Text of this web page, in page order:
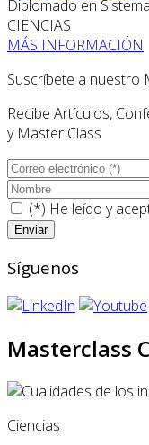
Diplomado en
CIENCIAS
MÁS INFORMACIÓN
Suscríbete a nuestro
Recibe Artículos,
y Master Class
(*) He leído y
Síguenos
Masterclass
Ciencias